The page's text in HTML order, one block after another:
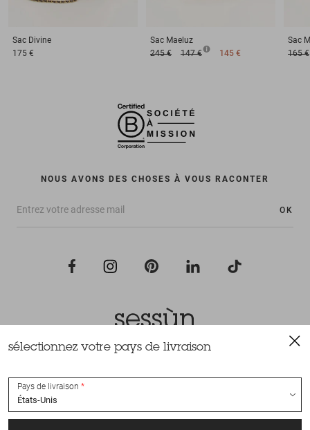
Sac Divine
175 €
Sac Maeluz
245 €
147 € 145 €
Sac
165 €
NOUS AVONS DES CHOSES À VOUS RACONTER
OK
Tous droits réservés Sessùn 2022
sélectionnez votre pays de livraison
Pays de livraison